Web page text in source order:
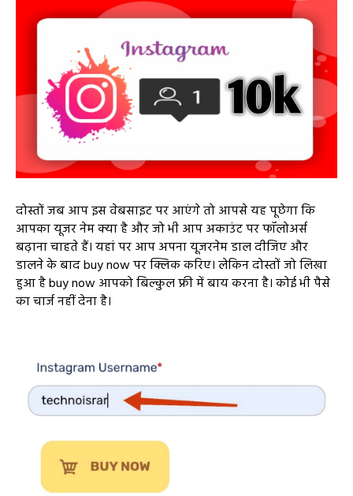
दोस्तों जब आप इस वेबसाइट पर आएंगे तो आपसे यह पूछेगा कि
आपका यूजर नेम क्या है और जो भी आप अकाउंट पर फॉलोअर्स
बढ़ाना चाहते हैं। यहां पर आप अपना यूजरनेम डाल दीजिए और
डालने के बाद buy now पर क्लिक करिए। लेकिन दोस्तों जो लिखा
हुआ है buy now आपको बिल्कुल फ्री में बाय करना है। कोई भी पैसे
का चार्ज नहीं देना है।